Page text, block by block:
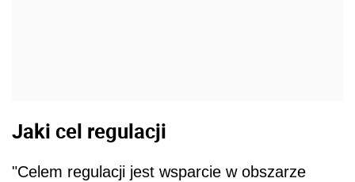
Jaki cel regulacji
"Celem regulacji jest wsparcie w obszarze